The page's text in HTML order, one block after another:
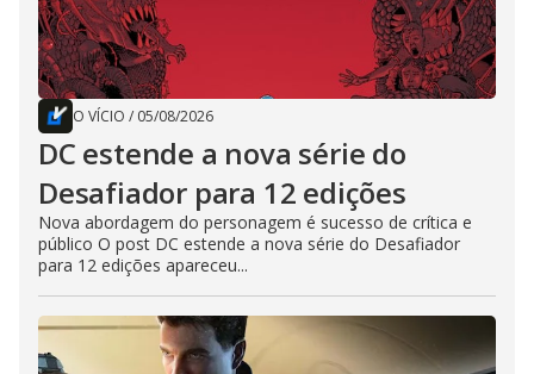
O VÍCIO / 05/08/2026
DC estende a nova série do
Desafiador para 12 edições
Nova abordagem do personagem é sucesso de crítica e
público O post DC estende a nova série do Desafiador
para 12 edições apareceu...